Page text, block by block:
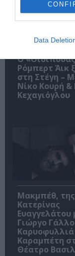
Data
O
Ρόμπερτ Άικ
στη Στέγη –
Νίκο Κουρή
Κεχαγιόγλου
Μακμπέθ, της
Κατερίνας
Ευαγγελάτου
Γιώργο
Καρυοφυλλιά
Καραμπέτη
Θέατρο